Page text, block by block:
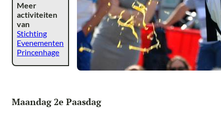
Meer
activiteiten
van
Stichting
Evenementen
Princenhage
Maandag 2e Paasdag